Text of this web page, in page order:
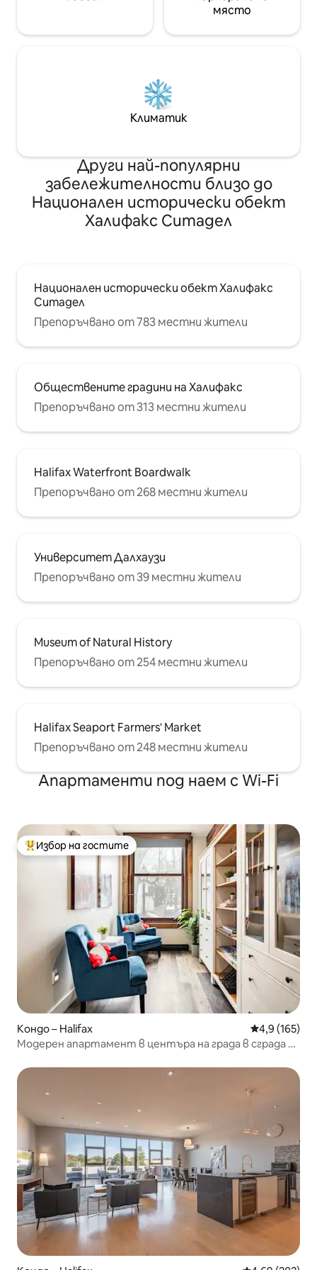
място
Климатик
Други най-популярни
забележителности близо до
Национален исторически обект
Халифакс Ситадел
Национален исторически обект Халифакс
Ситадел
Препоръчвано от 783 местни жители
Обществените градини на Халифакс
Препоръчвано от 313 местни жители
Halifax Waterfront Boardwalk
Препоръчвано от 268 местни жители
Университет Далхаузи
Препоръчвано от 39 местни жители
Museum of Natural History
Препоръчвано от 254 местни жители
Halifax Seaport Farmers' Market
Препоръчвано от 248 местни жители
Апартаменти под наем с Wi-Fi
Най-популярен избор на гостите
Избор на гостите
Кондо – Halifax Средна
4,9 (165)
Модерен апартамент в центъра на града в сграда с